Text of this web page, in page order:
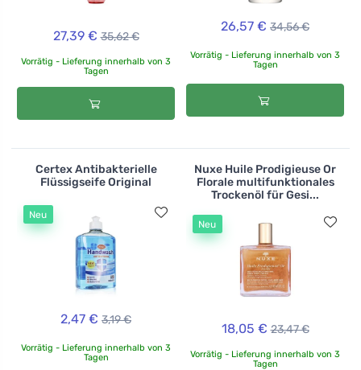
27,39 € 35,62 €
Vorrätig - Lieferung innerhalb von 3
Tagen
26,57 € 34,56 €
Vorrätig - Lieferung innerhalb von 3
Tagen
Certex Antibakterielle
Flüssigseife Original
Neu
2,47 € 3,19 €
Vorrätig - Lieferung innerhalb von 3
Tagen
Nuxe Huile Prodigieuse Or
Florale multifunktionales
Trockenöl für Gesi...
Neu
18,05 € 23,47 €
Vorrätig - Lieferung innerhalb von 3
Tagen